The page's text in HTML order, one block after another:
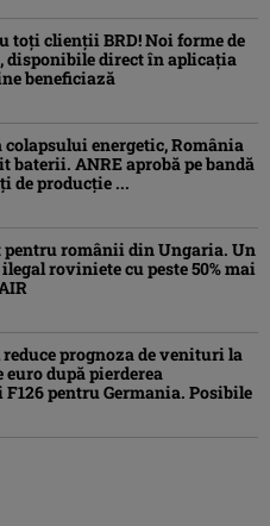
toți clienții BRD! Noi forme de
disponibile direct în aplicația
beneficiază
colapsului energetic, România
baterii. ANRE aprobă pe bandă
de producție ...
românii din Ungaria. Un
roviniete cu peste 50% mai
prognoza de venituri la
euro după pierderea
pentru Germania. Posibile